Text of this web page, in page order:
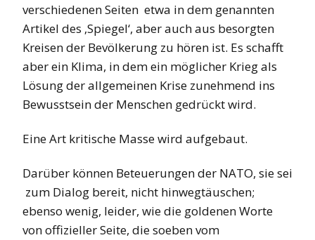
verschiedenen Seiten etwa in dem genannten
Artikel des ‚Spiegel‘, aber auch aus besorgten
Kreisen der Bevölkerung zu hören ist. Es schafft
aber ein Klima, in dem ein möglicher Krieg als
Lösung der allgemeinen Krise zunehmend ins
Bewusstsein der Menschen gedrückt wird.
Eine Art kritische Masse wird aufgebaut.
Darüber können Beteuerungen der NATO, sie sei
zum Dialog bereit, nicht hinwegtäuschen;
ebenso wenig, leider, wie die goldenen Worte
von offizieller Seite, die soeben vom